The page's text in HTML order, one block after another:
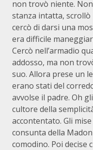
non trovò niente.
stanza intatta, scrollò
cercò di darsi una
era difficile
Cercò nell’armadio
addosso, ma non
suo. Allora prese un
erano stati del
avvolse il padre. Oh
cultore della
accontentato. Gli
consunta della
comodino. Poi decise